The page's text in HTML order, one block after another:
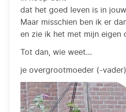
dat het goed leven is in
Maar misschien ben ik er
en zie ik het met mijn eigen
Tot dan, wie weet…
je overgrootmoeder (-vader)